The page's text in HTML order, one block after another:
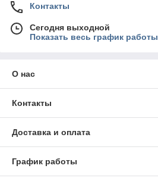
Контакты
Сегодня выходной
Показать весь график работы
О нас
Контакты
Доставка и оплата
График работы